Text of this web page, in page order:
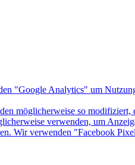
"Google Analytics" um
möglicherweise so modifiziert,
verwenden, um
Wir verwenden "Facebook